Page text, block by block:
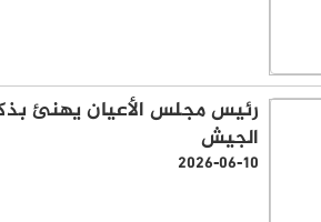
رئيس مجلس الأعيان يهنئ
الجيش
2026-06-10